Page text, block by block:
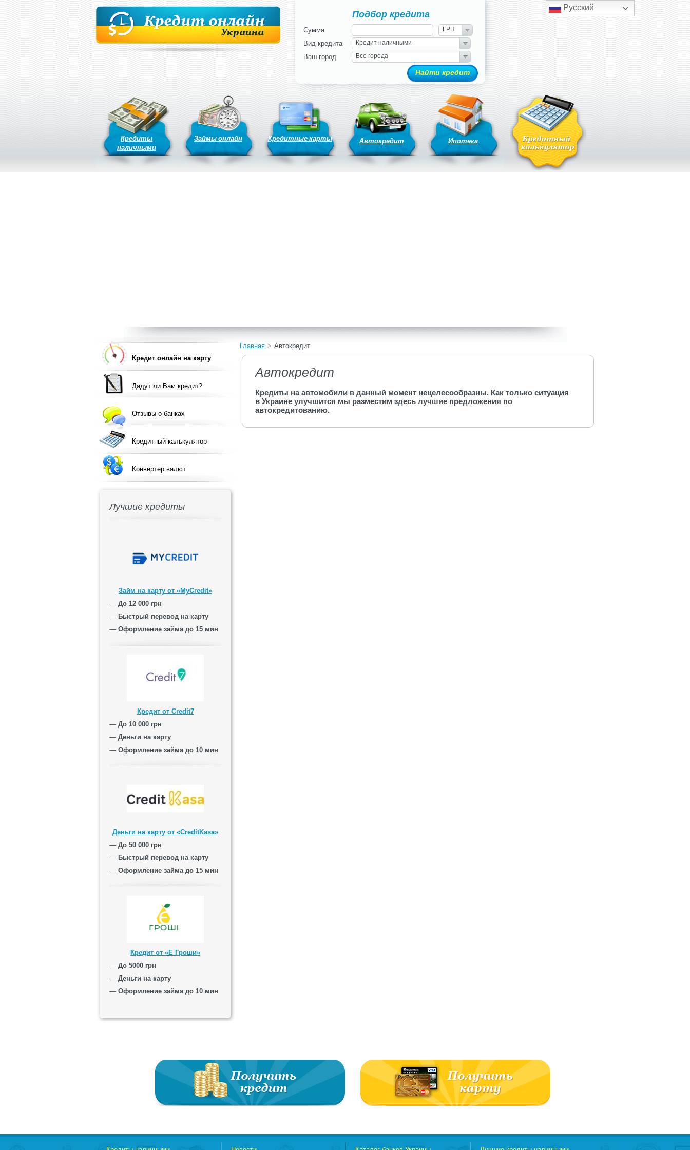
Подбор кредита
Сумма ГРН
Вид кредита Кредит наличными
Ваш город Все города
Кредиты
наличными
Займы онлайн Кредитные карты Автокредит Ипотека
Главная > Автокредит
Автокредит
Кредиты на автомобили в данный момент нецелесообразны. Как только ситуация
в Украине улучшится мы разместим здесь лучшие предложения по
автокредитованию.
Кредит онлайн на карту
Дадут ли Вам кредит?
Отзывы о банках
Кредитный калькулятор
Конвертер валют
Лучшие кредиты
Займ на карту от «MyCredit»
— До 12 000 грн
— Быстрый перевод на карту
— Оформление займа до 15 мин
Кредит от Credit7
— До 10 000 грн
— Деньги на карту
— Оформление займа до 10 мин
Деньги на карту от «CreditKasa»
— До 50 000 грн
— Быстрый перевод на карту
— Оформление займа до 15 мин
Кредит от «Е Гроши»
— До 5000 грн
— Деньги на карту
— Оформление займа до 10 мин
Русский